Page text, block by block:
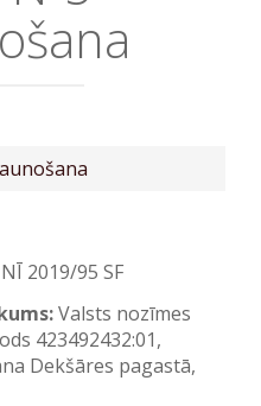
2019/95 SF
Valsts nozīmes
423492432:01,
Dekšāres pagastā,